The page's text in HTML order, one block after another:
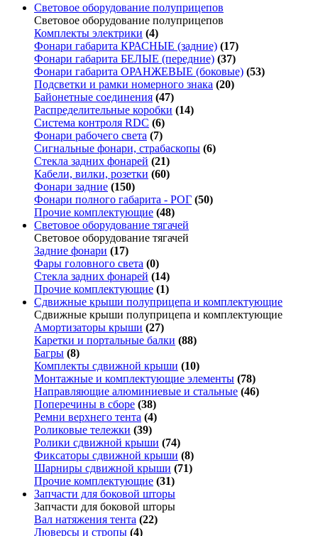
Световое оборудование полуприцепов
Световое оборудование полуприцепов
Комплекты электрики (4)
Фонари габарита КРАСНЫЕ (задние) (17)
Фонари габарита БЕЛЫЕ (передние) (37)
Фонари габарита ОРАНЖЕВЫЕ (боковые) (53)
Подсветки и рамки номерного знака (20)
Байонетные соединения (47)
Распределительные коробки (14)
Система контроля RDC (6)
Фонари рабочего света (7)
Сигнальные фонари, страбаскопы (6)
Стекла задних фонарей (21)
Кабели, вилки, розетки (60)
Фонари задние (150)
Фонари полного габарита - РОГ (50)
Прочие комплектующие (48)
Световое оборудование тягачей
Световое оборудование тягачей
Задние фонари (17)
Фары головного света (0)
Стекла задних фонарей (14)
Прочие комплектующие (1)
Сдвижные крыши полуприцепа и комплектующие
Сдвижные крыши полуприцепа и комплектующие
Амортизаторы крыши (27)
Каретки и портальные балки (88)
Багры (8)
Комплекты сдвижной крыши (10)
Монтажные и комплектующие элементы (78)
Направляющие алюминиевые и стальные (46)
Поперечины в сборе (38)
Ремни верхнего тента (4)
Роликовые тележки (39)
Ролики сдвижной крыши (74)
Фиксаторы сдвижной крыши (8)
Шарниры сдвижной крыши (71)
Прочие комплектующие (31)
Запчасти для боковой шторы
Запчасти для боковой шторы
Вал натяжения тента (22)
Люверсы и стропы (4)